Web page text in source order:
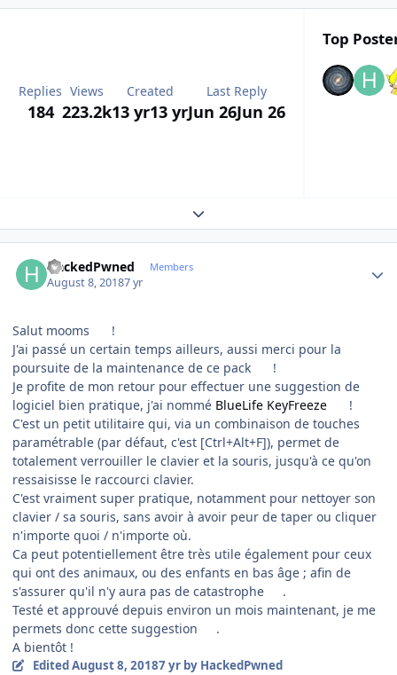
Replies
184
Views
223.2k
Created
13 yr13 yr
Last Reply
Jun 26Jun 26
Top
Expand topic overview
HackedPwned Members
August 8, 20187 yr
Salut mooms
!
J'ai passé un certain temps ailleurs, aussi merci pour la
poursuite de la maintenance de ce pack
!
Je profite de mon retour pour effectuer une suggestion de
logiciel bien pratique, j'ai nommé BlueLife KeyFreeze
!
C'est un petit utilitaire qui, via un combinaison de touches
paramétrable (par défaut, c'est [Ctrl+Alt+F]), permet de
totalement verrouiller le clavier et la souris, jusqu'à ce qu'on
ressaisisse le raccourci clavier.
C'est vraiment super pratique, notamment pour nettoyer son
clavier / sa souris, sans avoir à avoir peur de taper ou cliquer
n'importe quoi / n'importe où.
Ca peut potentiellement être très utile également pour ceux
qui ont des animaux, ou des enfants en bas âge ; afin de
s'assurer qu'il n'y aura pas de catastrophe
.
Testé et approuvé depuis environ un mois maintenant, je me
permets donc cette suggestion
.
A bientôt !
Edited August 8, 20187 yrby HackedPwned